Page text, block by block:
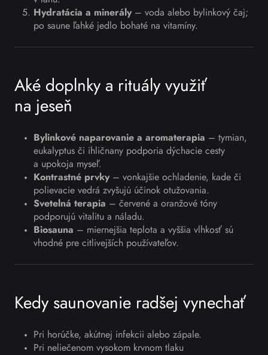
Hydratácia a minerály – voda alebo bylinkový čaj;
po saune ľahké jedlo bohaté na vitamíny.
Aké doplnky a rituály využiť
na jeseň
Bylinkové naparovanie a aromaterapia – tymian,
eukalyptus či ihličnany podporia dýchacie cesty
a upokoja myseľ.
Kontrastné prvky – vonkajšie ochladenie, kade či
polievacie vedrá zvyšujú účinok otužovania.
Svetelná terapia – červené a oranžové tóny
podporujú vitalitu a náladu.
Biosauna – miernejšia teplota a vyššia vlhkosť sú
vhodné pre citlivejších používateľov.
Kedy saunovanie radšej vynechať
Pri horúčke, akútnej infekcii alebo zápale.
Pri neliečenom vysokom krvnom tlaku